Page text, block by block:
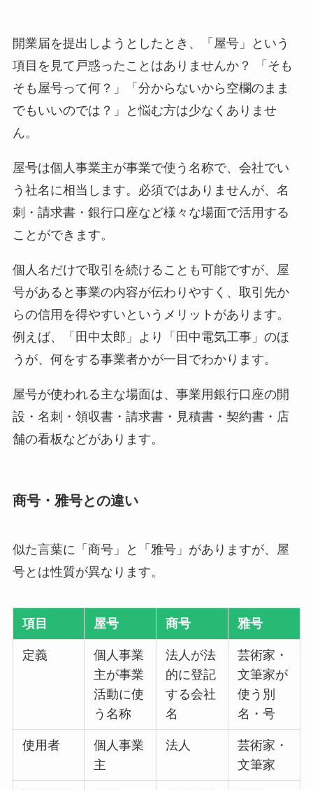
開業届を提出しようとしたとき、「屋号」という
項目を見て戸惑ったことはありませんか？ 「そも
そも屋号って何？」「分からないから空欄のまま
でもいいのでは？」と悩む方は少なくありませ
ん。
屋号は個人事業主が事業で使う名称で、会社でい
う社名に相当します。必須ではありませんが、名
刺・請求書・銀行口座など様々な場面で活用する
ことができます。
個人名だけで取引を続けることも可能ですが、屋
号があると事業の内容が伝わりやすく、取引先か
らの信用を得やすいというメリットがあります。
例えば、「田中太郎」より「田中電気工事」のほ
うが、何をする事業者かが一目でわかります。
屋号が使われる主な場面は、事業用銀行口座の開
設・名刺・領収書・請求書・見積書・契約書・店
舗の看板などがあります。
商号・雅号との違い
似た言葉に「商号」と「雅号」がありますが、屋
号とは性質が異なります。
項目 屋号 商号 雅号
定義
個人事業
主が事業
活動に使
う名称
法人が法
的に登記
する会社
名
芸術家・
文筆家が
使う別
名・号
使用者
個人事業
主
法人
芸術家・
文筆家